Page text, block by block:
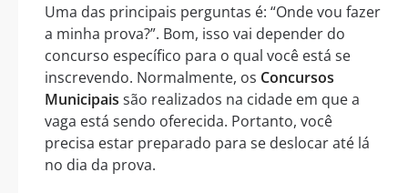
Uma das principais perguntas é: “Onde vou fazer
a minha prova?”. Bom, isso vai depender do
concurso específico para o qual você está se
inscrevendo. Normalmente, os Concursos
Municipais são realizados na cidade em que a
vaga está sendo oferecida. Portanto, você
precisa estar preparado para se deslocar até lá
no dia da prova.